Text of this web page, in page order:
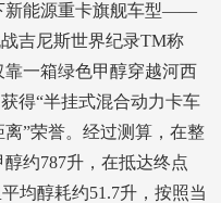
新能源重卡旗舰车型——
吉尼斯世界纪录TM称
一箱绿色甲醇穿越河西
得“半挂式混合动力卡车
”荣誉。经过测算，在整
约787升，在抵达终点
均醇耗约51.7升，按照当